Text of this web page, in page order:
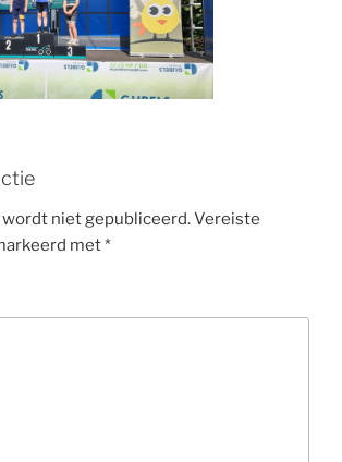
niet gepubliceerd.Vereiste
met*